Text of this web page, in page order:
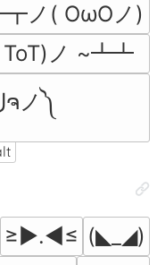
ノ( OωOノ)
ToT)ノ ~┻┻
┬───┬ ノ༼ຈل͜ຈノ༽
≥►.◄≤ (◣_◢)